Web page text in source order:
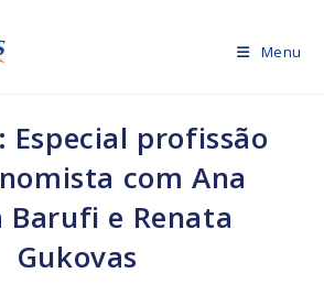
Menu
Especial profissão
com Ana
Barufi e Renata
Gukovas